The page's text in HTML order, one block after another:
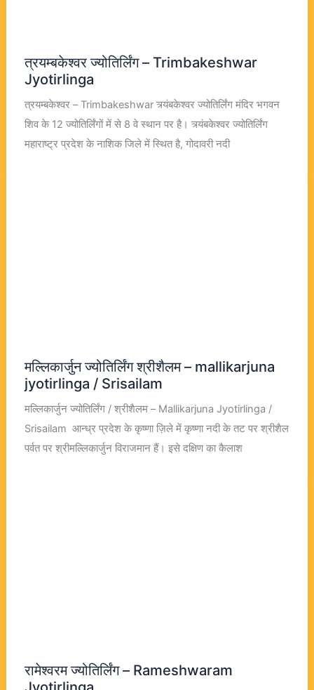
त्रयम्बकेश्वर ज्योतिर्लिंग – Trimbakeshwar
Jyotirlinga
त्रयम्बकेश्वर – Trimbakeshwar त्र्यंबकेश्वर ज्योतिर्लिंग मंदिर भगवन
शिव के 12 ज्योतिर्लिंगों में से 8 वे स्थान पर है। त्र्यंबकेश्वर ज्योतिर्लिंग
महाराष्ट्र प्रदेश के नाशिक जिले में स्थित है, गोदावरी नदी
मल्लिकार्जुन ज्योतिर्लिंग श्रीशैलम – mallikarjuna
jyotirlinga / Srisailam
मल्लिकार्जुन ज्योतिर्लिंग / श्रीशैलम – Mallikarjuna Jyotirlinga /
Srisailam आन्ध्र प्रदेश के कृष्णा ज़िले में कृष्णा नदी के तट पर श्रीशैल
पर्वत पर श्रीमल्लिकार्जुन विराजमान हैं। इसे दक्षिण का कैलाश
रामेश्वरम ज्योतिर्लिंग – Rameshwaram